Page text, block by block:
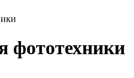
фототехники